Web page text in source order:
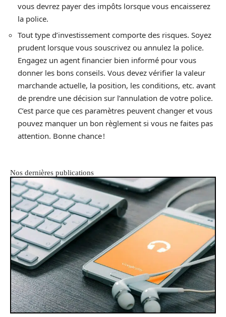
vous devrez payer des impôts lorsque vous encaisserez
la police.
Tout type d’investissement comporte des risques. Soyez
prudent lorsque vous souscrivez ou annulez la police.
Engagez un agent financier bien informé pour vous
donner les bons conseils. Vous devez vérifier la valeur
marchande actuelle, la position, les conditions, etc. avant
de prendre une décision sur l’annulation de votre police.
C’est parce que ces paramètres peuvent changer et vous
pouvez manquer un bon règlement si vous ne faites pas
attention. Bonne chance !
Nos dernières publications